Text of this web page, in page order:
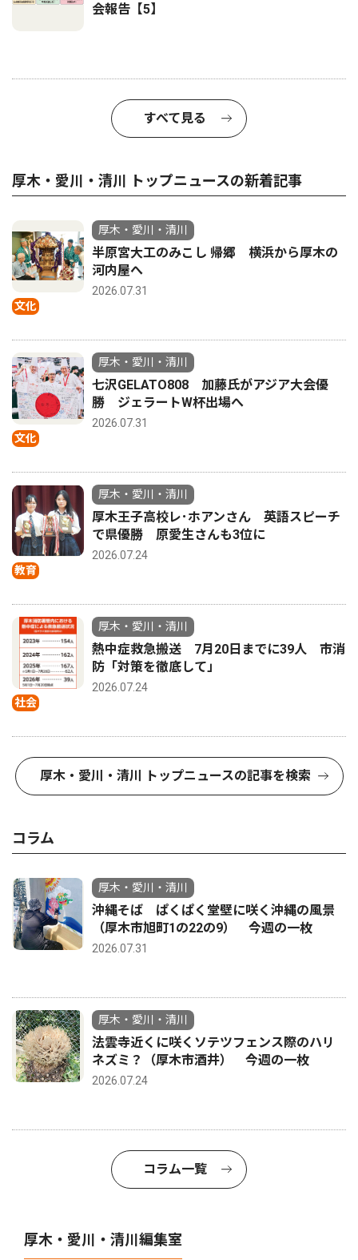
会報告【5】
すべて見る
厚木・愛川・清川 トップニュースの新着記事
文化
厚木・愛川・清川
半原宮大工のみこし 帰郷 横浜から厚木の
河内屋へ
2026.07.31
文化
厚木・愛川・清川
七沢GELATO808 加藤氏がアジア大会優
勝 ジェラートW杯出場へ
2026.07.31
教育
厚木・愛川・清川
厚木王子高校レ･ホアンさん 英語スピーチ
で県優勝 原愛生さんも3位に
2026.07.24
社会
厚木・愛川・清川
熱中症救急搬送 7月20日までに39人 市消
防「対策を徹底して」
2026.07.24
厚木・愛川・清川 トップニュースの記事を検索
コラム
厚木・愛川・清川
沖縄そば ぱくぱく堂壁に咲く沖縄の風景
（厚木市旭町1の22の9） 今週の一枚
2026.07.31
厚木・愛川・清川
法雲寺近くに咲くソテツフェンス際のハリ
ネズミ？（厚木市酒井） 今週の一枚
2026.07.24
コラム一覧
厚木・愛川・清川編集室